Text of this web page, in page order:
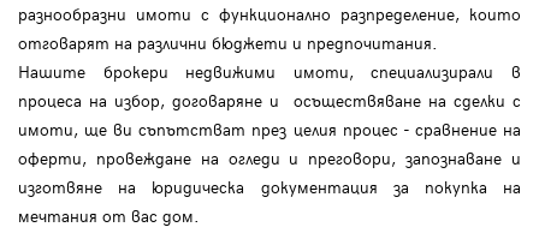
разнообразни имоти с функционално разпределение, които
отговарят на различни бюджети и предпочитания.
Нашите брокери недвижими имоти, специализирали в
процеса на избор, договаряне и осъществяване на сделки с
имоти, ще ви съпътстват през целия процес - сравнение на
оферти, провеждане на огледи и преговори, запознаване и
изготвяне на юридическа документация за покупка на
мечтания от вас дом.